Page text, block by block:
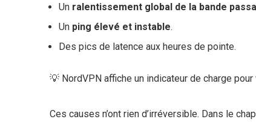
Un ralentissement global de la bande
Un ping élevé et instable.
Des pics de latence aux heures de pointe.
💡 NordVPN affiche un indicateur de charge
Ces causes n’ont rien d’irréversible. Dans le